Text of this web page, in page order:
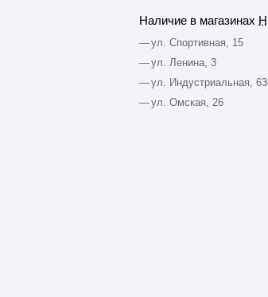
Наличие в магазинах
—ул. Спортивная, 15
—ул. Ленина, 3
—ул. Индустриальная,
—ул. Омская, 26